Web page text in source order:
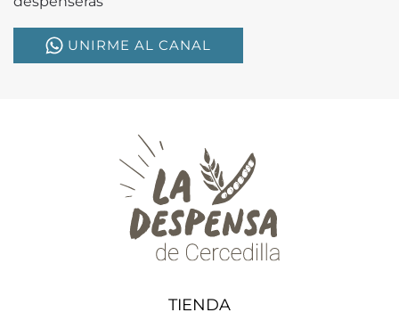
UNIRME AL CANAL
TIENDA